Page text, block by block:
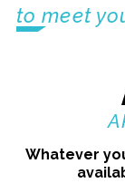
to meet
Whatever